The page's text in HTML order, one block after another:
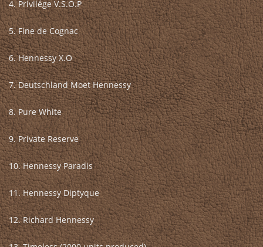
4. Privilége V.S.O.P
5. Fine de Cognac
6. Hennessy X.O
7. Deutschland Moet Hennessy
8. Pure White
9. Private Reserve
10. Hennessy Paradis
11. Hennessy Diptyque
12. Richard Hennessy